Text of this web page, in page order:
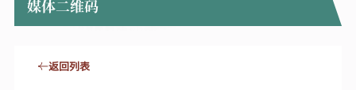
媒体二维码
返回列表